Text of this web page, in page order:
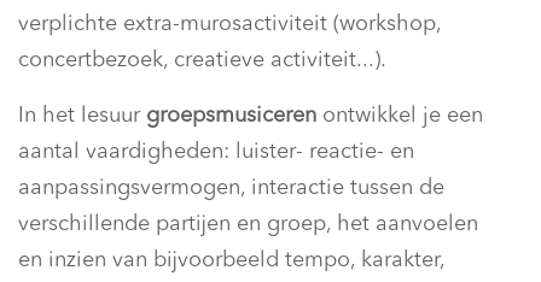
verplichte extra-murosactiviteit (workshop,
concertbezoek, creatieve activiteit...).
In het lesuur groepsmusiceren ontwikkel je een
aantal vaardigheden: luister- reactie- en
aanpassingsvermogen, interactie tussen de
verschillende partijen en groep, het aanvoelen
en inzien van bijvoorbeeld tempo, karakter,